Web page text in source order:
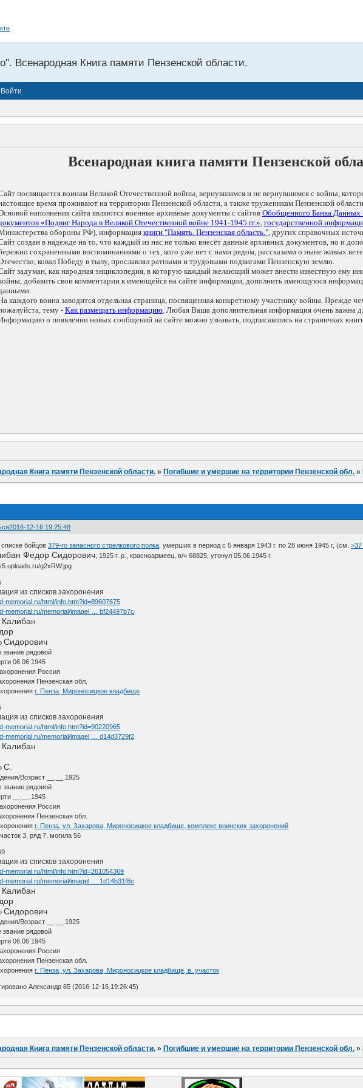
Всенародная Книга памяти Пензенской области.
Войти
Всенародная книга памяти Пензенской
посвящается воинам Великой Отечественной войны, вернувшимся и не вернувшимся с войны,
время проживают на территории Пензенской области, а также труженикам Пензенской
наполнения сайта являются военные архивные документы с сайтов Обобщенного Банка
«Подвиг Народа в Великой Отечественной войне 1941-1945 гг.», государственной
обороны РФ), информация книги "Память. Пензенская область.", других справочных
создан в надежде на то, что каждый из нас не только внесёт данные архивных документов, но и
сохраненными воспоминаниями о тех, кого уже нет с нами рядом, рассказами о ныне живых
ковал Победу в тылу, прославлял ратными и трудовыми подвигами Пензенскую землю.
задуман, как народная энциклопедия, в которую каждый желающий может внести известную ему
добавить свои комментарии к имеющейся на сайте информации, дополнить имеющуюся
каждого воина заводится отдельная страница, посвященная конкретному участнику войны. Прежде
тему - Как размещать информацию. Любая Ваша дополнительная информация очень важна
о появлении новых сообщений на сайте можно узнавать, подписавшись на страничках
Книга памяти Пензенской области. » Погибшие и умершие на территории Пензенской обл. »
2016-12-16 19:25:48
списке бойцов379-го запасного стрелкового полка , умерших в период с 5 января 1943 г. по 28 июня 1945 г, (см.>37
Федор Сидорович , 1925 г. р., красноармеец, в/ч 68825, утонул 05.06.1945 г.
из списков захоронения
memorial.ru/html/info.htm?id=89607675
memorial.ru/memorial/imagel … bf24497b7c
Калибан
Сидорович
звание рядовой
06.06.1945
Россия
Пензенская обл.
г. Пенза, Мироносицкое кладбище
из списков захоронения
memorial.ru/html/info.htm?id=90220965
memorial.ru/memorial/imagel … d14d3729f2
Калибан
С.
Возраст __.__.1925
звание рядовой
__.__.1945
Россия
Пензенская обл.
г. Пенза, ул. Захарова, Мироносицкое кладбище, комплекс воинских захоронений
3, ряд 7, могила 56
из списков захоронения
memorial.ru/html/info.htm?id=261054369
memorial.ru/memorial/imagel … 1d14b31f8c
Калибан
Сидорович
Возраст __.__.1925
звание рядовой
06.06.1945
Россия
Пензенская обл.
г. Пенза, ул. Захарова, Мироносицкое кладбище, в. участок
Александр 65 (2016-12-16 19:26:45)
Книга памяти Пензенской области. »Погибшие и умершие на территории Пензенской обл. »